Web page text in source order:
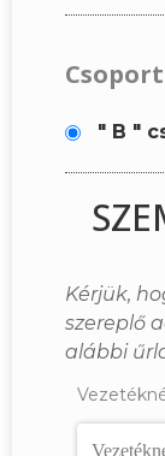
" B "
Kérjük,
szereplő
alábbi